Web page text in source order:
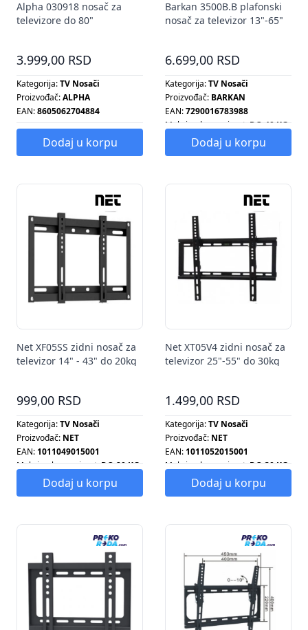
Alpha 030918 nosač za
televizore do 80"
3.999,00 RSD
Kategorija:TV Nosači
Proizvođač:ALPHA
EAN:8605062704884
Dodaj u korpu
Barkan 3500B.B plafonski
nosač za televizor 13"-65"
6.699,00 RSD
Kategorija:TV Nosači
Proizvođač: BARKAN
EAN:7290016783988
Maksimalna nosivost:DO 40 KG
Dodaj u korpu
Net XF05SS zidni nosač za
televizor 14" - 43" do 20kg
999,00 RSD
Kategorija:TV Nosači
Proizvođač: NET
EAN:1011049015001
Maksimalna nosivost:DO 20 KG
Maksimalna težina:20 KG
Način montaže:
Dodaj u korpu
Net XT05V4 zidni nosač za
televizor 25"-55" do 30kg
1.499,00 RSD
Kategorija:TV Nosači
Proizvođač: NET
EAN:1011052015001
Maksimalna nosivost:DO 30 KG
Način montaže: ZIDNI
Dodaj u korpu